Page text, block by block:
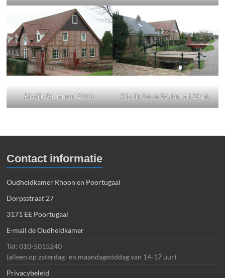
Rijsdijk 54, januari 2014. Rijsdijk 54 en 56, januari 2014.
Contact informatie
Oudheidkamer Rhoon en Poortugaal
Dorpsstraat 27
3171 EE Poortugaal
E-mail de Oudheidkamer
Tel: 010-5015240
(alleen op zaterdag- en maandagmiddag van 14-17 uur)
Privacybeleid